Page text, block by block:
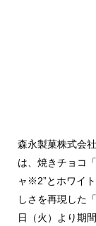
森永製菓株式会
は、焼きチョコ
ャ※2”とホワイ
しさを再現した
日（火）より期